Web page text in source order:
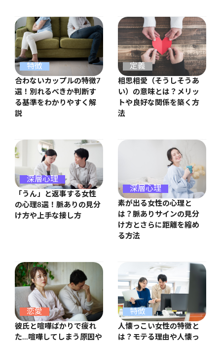
特徴
合わないカップルの特徴7
選！別れるべきか判断す
る基準をわかりやすく解
説
定義
相思相愛（そうしそうあ
い）の意味とは？メリッ
トや良好な関係を築く方
法
深層心理
「うん」と返事する女性
の心理8選！脈ありの見分
け方や上手な接し方
深層心理
素が出る女性の心理と
は？脈ありサインの見分
け方とさらに距離を縮め
る方法
恋愛
彼氏と喧嘩ばかりで疲れ
た…喧嘩してしまう原因や
特徴
人懐っこい女性の特徴と
は？モテる理由や人懐っ